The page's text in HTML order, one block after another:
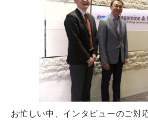
お忙しい中、インタビューのご対